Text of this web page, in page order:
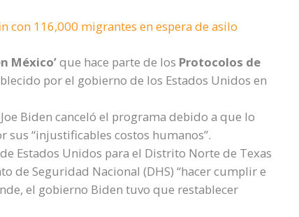
con 116,000 migrantes en espera de asilo
México’que hace parte de los Protocolos de
por el gobierno de los Estados Unidos en
Biden canceló el programa debido a que lo
sus “injustificables costos humanos”.
Estados Unidos para el Distrito Norte de Texas
de Seguridad Nacional (DHS) “hacer cumplir e
el gobierno Biden tuvo que restablecer